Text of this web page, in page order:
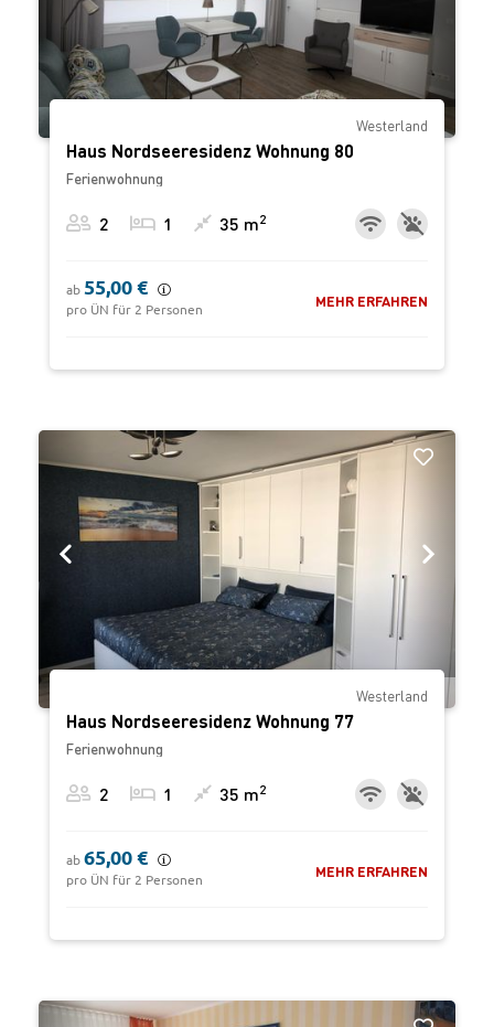
Westerland
Haus Nordseeresidenz Wohnung 80
Ferienwohnung
2 1 35 m2
ab 55,00 €
pro ÜN für 2 Personen MEHR ERFAHREN
‹ ›
Westerland
Haus Nordseeresidenz Wohnung 77
Ferienwohnung
2 1 35 m2
ab 65,00 €
pro ÜN für 2 Personen MEHR ERFAHREN